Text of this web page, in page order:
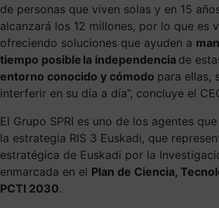
de personas que viven solas y en 15
alcanzará los 12 millones, por lo que es
ofreciendo soluciones que ayuden a
tiempo posible la independencia de
entorno conocido y cómodo para ellas,
interferir en su día a día”, concluye el
El Grupo SPRI es uno de los agentes
la estrategia RIS 3 Euskadi, que
estratégica de Euskadi por la
enmarcada en el Plan de Ciencia,
PCTI 2030.